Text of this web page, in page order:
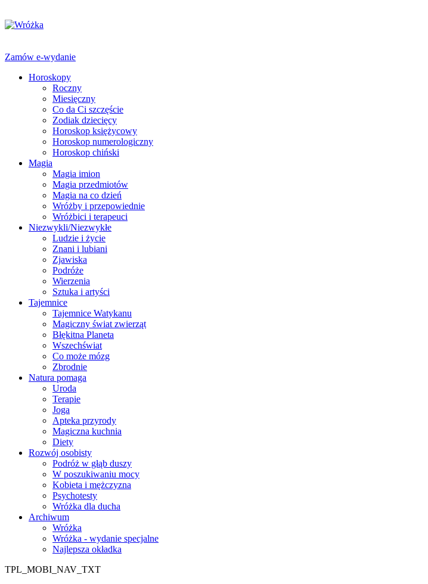
Zamów e-wydanie
Horoskopy
Roczny
Miesięczny
Co da Ci szczęście
Zodiak dziecięcy
Horoskop księżycowy
Horoskop numerologiczny
Horoskop chiński
Magia
Magia imion
Magia przedmiotów
Magia na co dzień
Wróżby i przepowiednie
Wróżbici i terapeuci
Niezwykli/Niezwykłe
Ludzie i życie
Znani i lubiani
Zjawiska
Podróże
Wierzenia
Sztuka i artyści
Tajemnice
Tajemnice Watykanu
Magiczny świat zwierząt
Błękitna Planeta
Wszechświat
Co może mózg
Zbrodnie
Natura pomaga
Uroda
Terapie
Joga
Apteka przyrody
Magiczna kuchnia
Diety
Rozwój osobisty
Podróż w głąb duszy
W poszukiwaniu mocy
Kobieta i mężczyzna
Psychotesty
Wróżka dla ducha
Archiwum
Wróżka
Wróżka - wydanie specjalne
Najlepsza okładka
TPL_MOBI_NAV_TXT